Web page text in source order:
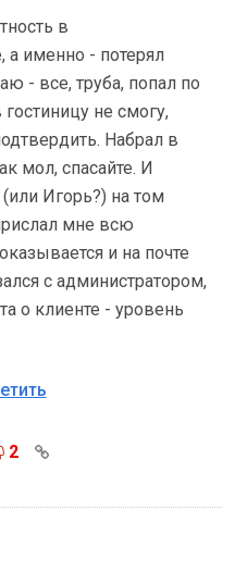
в
а именно - потерял
- все, труба, попал по
не смогу,
Набрал в
мол, спасайте. И
Игорь?) на том
мне всю
и на почте
с администратором,
о клиенте - уровень
2